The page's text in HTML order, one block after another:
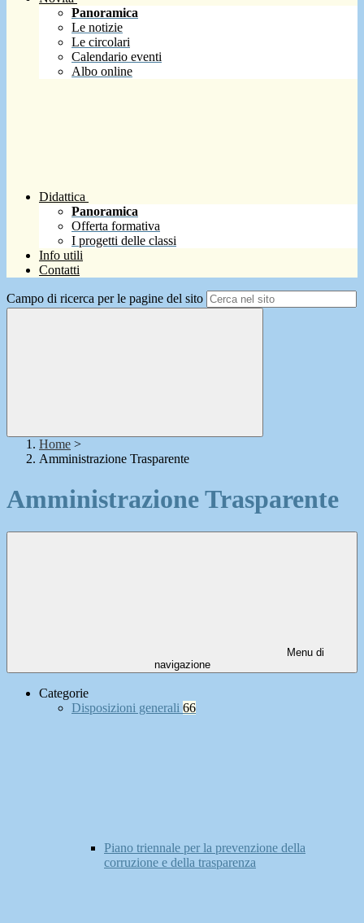
Panoramica
Le notizie
Le circolari
Calendario eventi
Albo online
Didattica
Panoramica
Offerta formativa
I progetti delle classi
Info utili
Contatti
Campo di ricerca per le pagine del sito
Home >
Amministrazione Trasparente
Amministrazione Trasparente
Menu di
navigazione
Categorie
Disposizioni generali 66
Piano triennale per la prevenzione della
corruzione e della trasparenza